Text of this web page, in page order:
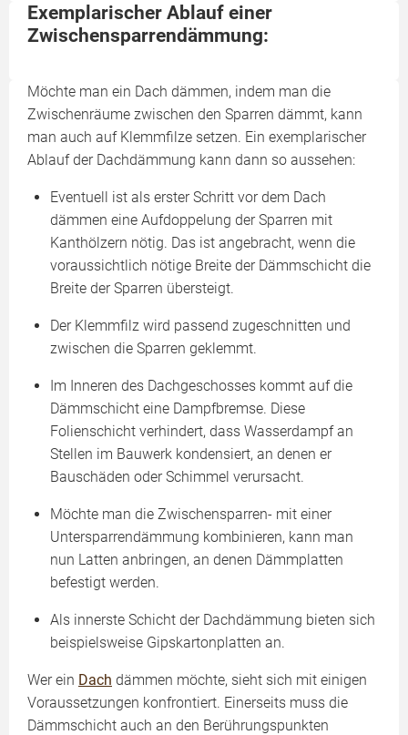
Exemplarischer Ablauf einer
Zwischensparrendämmung:
Möchte man ein Dach dämmen, indem man die
Zwischenräume zwischen den Sparren dämmt, kann
man auch auf Klemmfilze setzen. Ein exemplarischer
Ablauf der Dachdämmung kann dann so aussehen:
Eventuell ist als erster Schritt vor dem Dach
dämmen eine Aufdoppelung der Sparren mit
Kanthölzern nötig. Das ist angebracht, wenn die
voraussichtlich nötige Breite der Dämmschicht die
Breite der Sparren übersteigt.
Der Klemmfilz wird passend zugeschnitten und
zwischen die Sparren geklemmt.
Im Inneren des Dachgeschosses kommt auf die
Dämmschicht eine Dampfbremse. Diese
Folienschicht verhindert, dass Wasserdampf an
Stellen im Bauwerk kondensiert, an denen er
Bauschäden oder Schimmel verursacht.
Möchte man die Zwischensparren- mit einer
Untersparrendämmung kombinieren, kann man
nun Latten anbringen, an denen Dämmplatten
befestigt werden.
Als innerste Schicht der Dachdämmung bieten sich
beispielsweise Gipskartonplatten an.
Wer ein Dach dämmen möchte, sieht sich mit einigen
Voraussetzungen konfrontiert. Einerseits muss die
Dämmschicht auch an den Berührungspunkten